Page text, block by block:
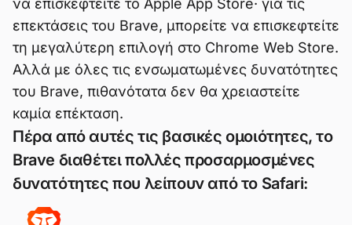
να επισκεφτείτε το Apple App Store· για τις
επεκτάσεις του Brave, μπορείτε να επισκεφτείτε
τη μεγαλύτερη επιλογή στο Chrome Web Store.
Αλλά με όλες τις ενσωματωμένες δυνατότητες
του Brave, πιθανότατα δεν θα χρειαστείτε
καμία επέκταση.
Πέρα από αυτές τις βασικές ομοιότητες, το
Brave διαθέτει πολλές προσαρμοσμένες
δυνατότητες που λείπουν από το Safari: